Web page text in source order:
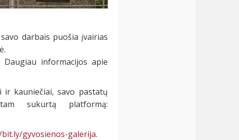
darbais puošia įvairias
informacijos apie
kauniečiai, savo pastatų
sukurtą platformą:
gyvosienos-galerija.